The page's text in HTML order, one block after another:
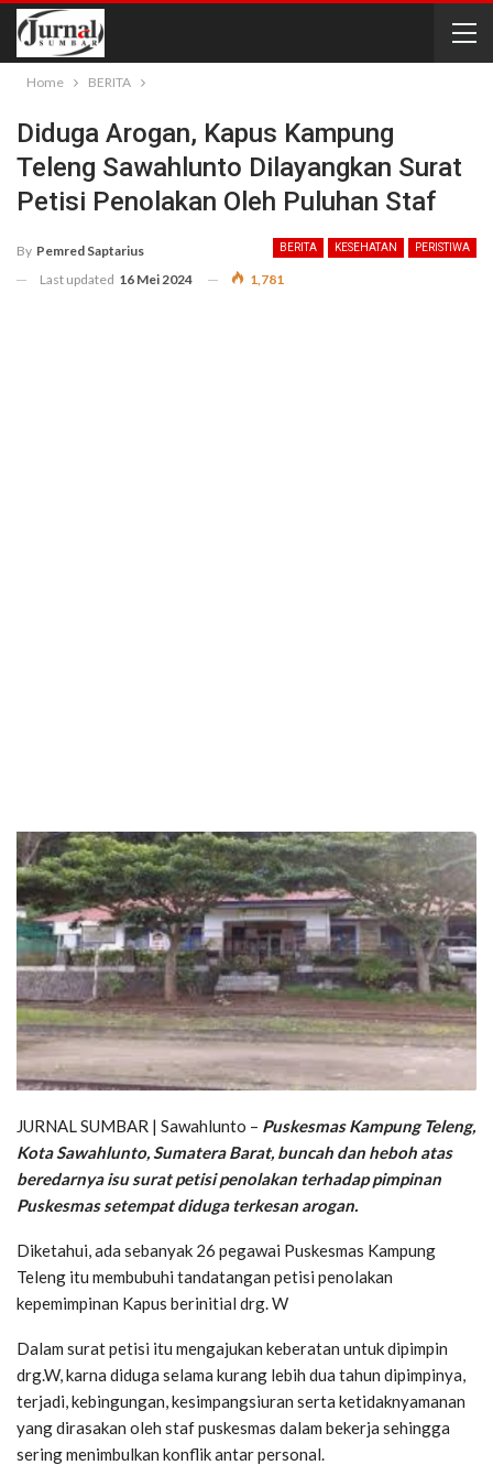
Home BERITA
Diduga Arogan, Kapus Kampung
Teleng Sawahlunto Dilayangkan Surat
Petisi Penolakan Oleh Puluhan Staf
BERITA KESEHATAN PERISTIWA
By Pemred Saptarius
Last updated 16 Mei 2024 1,781
JURNAL SUMBAR | Sawahlunto – Puskesmas Kampung Teleng,
Kota Sawahlunto, Sumatera Barat, buncah dan heboh atas
beredarnya isu surat petisi penolakan terhadap pimpinan
Puskesmas setempat diduga terkesan arogan.
Diketahui, ada sebanyak 26 pegawai Puskesmas Kampung
Teleng itu membubuhi tandatangan petisi penolakan
kepemimpinan Kapus berinitial drg. W
Dalam surat petisi itu mengajukan keberatan untuk dipimpin
drg.W, karna diduga selama kurang lebih dua tahun dipimpinya,
terjadi, kebingungan, kesimpangsiuran serta ketidaknyamanan
yang dirasakan oleh staf puskesmas dalam bekerja sehingga
sering menimbulkan konflik antar personal.